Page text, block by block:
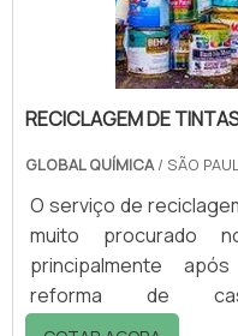
derramado possa ser
RECICLAGEM DE
GLOBAL QUÍMICA/ SÃO
O serviço de
muito procurado
principalmente
reforma de
estabelecimentos